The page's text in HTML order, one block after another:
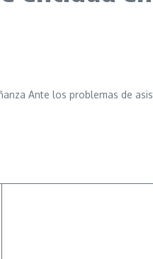
Ante los problemas de